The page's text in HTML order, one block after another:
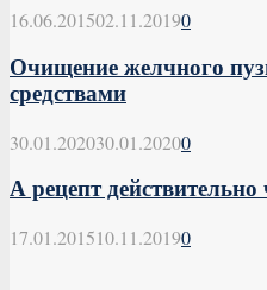
16.06.201502.11.20190
Очищение желчного
средствами
30.01.202030.01.20200
А рецепт
17.01.201510.11.20190